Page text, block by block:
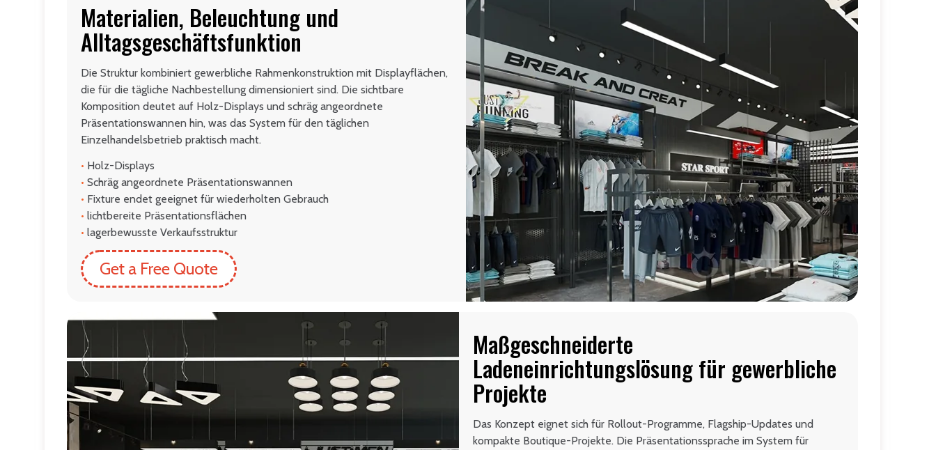
Materialien, Beleuchtung und
Alltagsgeschäftsfunktion
Die Struktur kombiniert gewerbliche Rahmenkonstruktion mit Displayflächen,
die für die tägliche Nachbestellung dimensioniert sind. Die sichtbare
Komposition deutet auf Holz-Displays und schräg angeordnete
Präsentationswannen hin, was das System für den täglichen
Einzelhandelsbetrieb praktisch macht.
• Holz-Displays
• Schräg angeordnete Präsentationswannen
• Fixture endet geeignet für wiederholten Gebrauch
• lichtbereite Präsentationsflächen
• lagerbewusste Verkaufsstruktur
Get a Free Quote
Maßgeschneiderte
Ladeneinrichtungslösung für gewerbliche
Projekte
Das Konzept eignet sich für Rollout-Programme, Flagship-Updates und
kompakte Boutique-Projekte. Die Präsentationssprache im System für